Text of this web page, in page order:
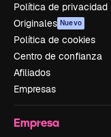
Política de privacidad
Originales Nuevo
Política de cookies
Centro de confianza
Afiliados
Empresas
Empresa